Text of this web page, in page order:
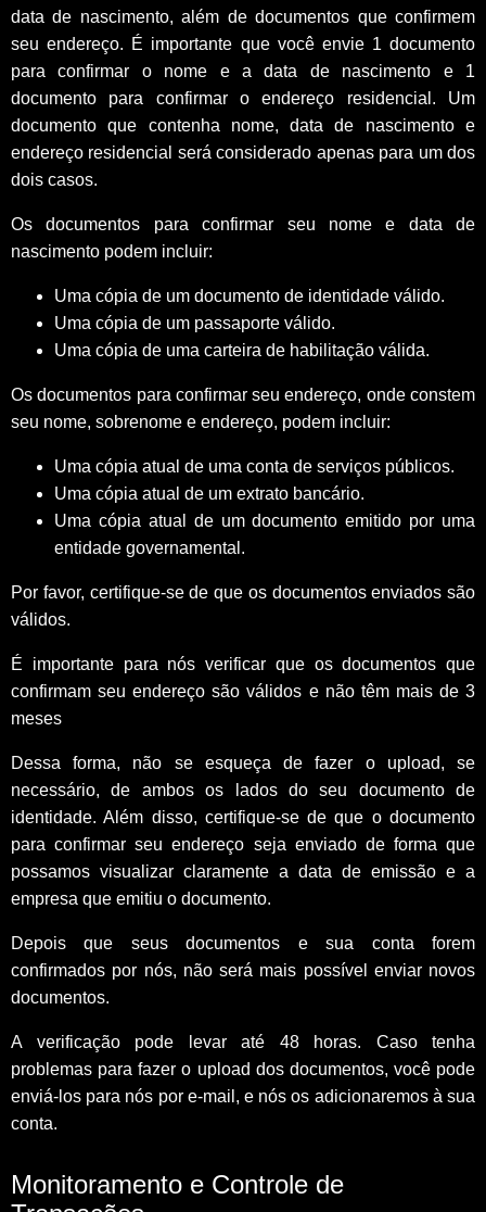
data de nascimento, além de documentos que confirmem
seu endereço. É importante que você envie 1 documento
para confirmar o nome e a data de nascimento e 1
documento para confirmar o endereço residencial. Um
documento que contenha nome, data de nascimento e
endereço residencial será considerado apenas para um dos
dois casos.
Os documentos para confirmar seu nome e data de
nascimento podem incluir:
Uma cópia de um documento de identidade válido.
Uma cópia de um passaporte válido.
Uma cópia de uma carteira de habilitação válida.
Os documentos para confirmar seu endereço, onde constem
seu nome, sobrenome e endereço, podem incluir:
Uma cópia atual de uma conta de serviços públicos.
Uma cópia atual de um extrato bancário.
Uma cópia atual de um documento emitido por uma
entidade governamental.
Por favor, certifique-se de que os documentos enviados são
válidos.
É importante para nós verificar que os documentos que
confirmam seu endereço são válidos e não têm mais de 3
meses
Dessa forma, não se esqueça de fazer o upload, se
necessário, de ambos os lados do seu documento de
identidade. Além disso, certifique-se de que o documento
para confirmar seu endereço seja enviado de forma que
possamos visualizar claramente a data de emissão e a
empresa que emitiu o documento.
Depois que seus documentos e sua conta forem
confirmados por nós, não será mais possível enviar novos
documentos.
A verificação pode levar até 48 horas. Caso tenha
problemas para fazer o upload dos documentos, você pode
enviá-los para nós por e-mail, e nós os adicionaremos à sua
conta.
Monitoramento e Controle de